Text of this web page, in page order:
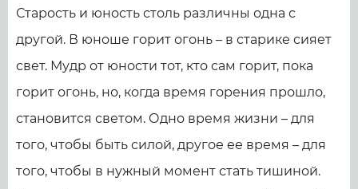
Старость и юность столь различны одна с
другой. В юноше горит огонь – в старике сияет
свет. Мудр от юности тот, кто сам горит, пока
горит огонь, но, когда время горения прошло,
становится светом. Одно время жизни – для
того, чтобы быть силой, другое ее время – для
того, чтобы в нужный момент стать тишиной.